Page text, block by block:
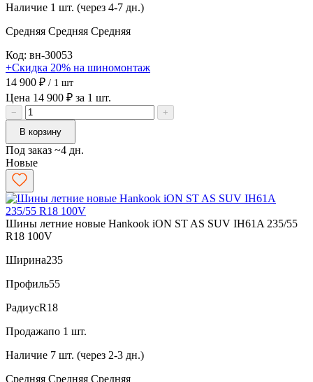
Наличие 1 шт. (через 4-7 дн.)
Средняя Средняя Средняя
Код: вн-30053
+Скидка 20% на шиномонтаж
14 900 ₽ / 1 шт
Цена 14 900 ₽ за 1 шт.
−
+
В корзину
Под заказ ~4 дн.
Новые
Шины летние новые Hankook iON ST AS SUV IH61A 235/55
R18 100V
Ширина235
Профиль55
РадиусR18
Продажапо 1 шт.
Наличие 7 шт. (через 2-3 дн.)
Средняя Средняя Средняя